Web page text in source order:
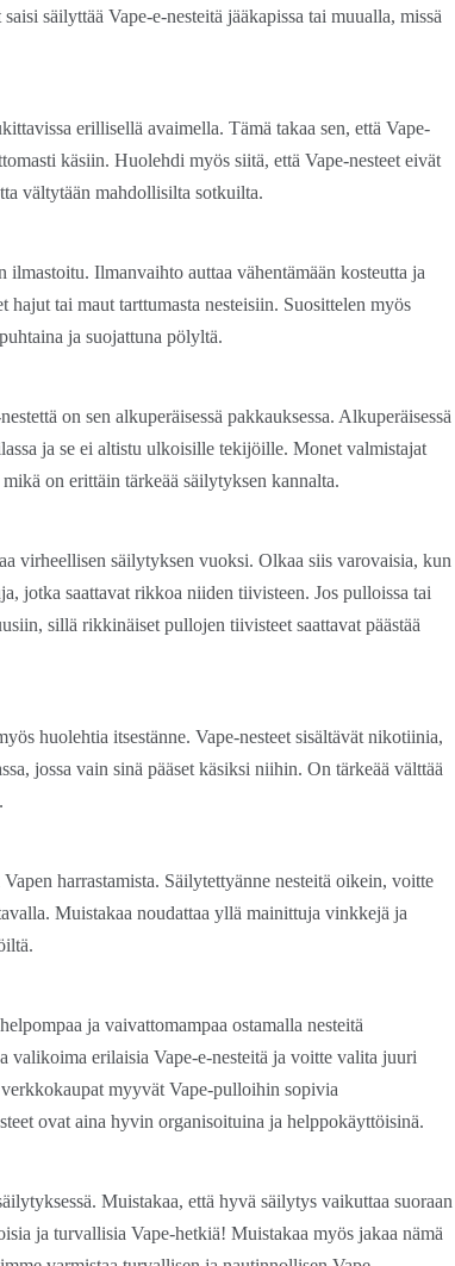
säilyttää Vape-e-nesteitä jääkapissa tai muualla, missä
erillisellä avaimella. Tämä takaa sen, että Vape-
käsiin. Huolehdi myös siitä, että Vape-nesteet eivät
vältytään mahdollisilta sotkuilta.
Ilmanvaihto auttaa vähentämään kosteutta ja
tai maut tarttumasta nesteisiin. Suosittelen myös
ja suojattuna pölyltä.
on sen alkuperäisessä pakkauksessa. Alkuperäisessä
ja se ei altistu ulkoisille tekijöille. Monet valmistajat
on erittäin tärkeää säilytyksen kannalta.
virheellisen säilytyksen vuoksi. Olkaa siis varovaisia, kun
jotka saattavat rikkoa niiden tiivisteen. Jos pulloissa tai
sillä rikkinäiset pullojen tiivisteet saattavat päästää
huolehtia itsestänne. Vape-nesteet sisältävät nikotiinia,
jossa vain sinä pääset käsiksi niihin. On tärkeää välttää
harrastamista. Säilytettyänne nesteitä oikein, voitte
Muistakaa noudattaa yllä mainittuja vinkkejä ja
ja vaivattomampaa ostamalla nesteitä
erilaisia Vape-e-nesteitä ja voitte valita juuri
myyvät Vape-pulloihin sopivia
ovat aina hyvin organisoituina ja helppokäyttöisinä.
Muistakaa, että hyvä säilytys vaikuttaa suoraan
ja turvallisia Vape-hetkiä! Muistakaa myös jakaa nämä